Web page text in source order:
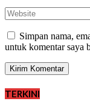
Simpan nama,
untuk komentar saya
TERKINI